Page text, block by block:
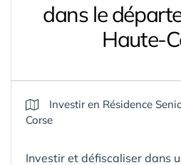
dans le
Haute-
Investir en Résidence
Corse
Investir et défiscaliser dans